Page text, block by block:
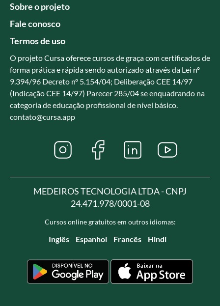
Sobre o projeto
Fale conosco
Termos de uso
O projeto Cursa oferece cursos de graça com certificados de
forma prática e rápida sendo autorizado através da Lei nº
9.394/96 Decreto nº 5.154/04; Deliberação CEE 14/97
(Indicação CEE 14/97) Parecer 285/04 se enquadrando na
categoria de educação profissional de nível básico.
contato@cursa.app
MEDEIROS TECNOLOGIA LTDA - CNPJ
24.471.978/0001-08
Cursos online gratuitos em outros idiomas:
Inglês Espanhol Francês Hindi